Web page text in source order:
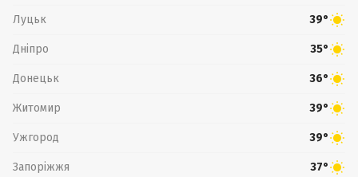
Луцьк 39°
Дніпро 35°
Донецьк 36°
Житомир 39°
Ужгород 39°
Запоріжжя 37°